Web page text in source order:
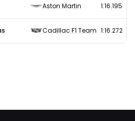
Aston Martin 1:16.195
Cadillac F1 Team 1:16.272